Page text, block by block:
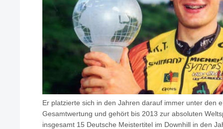
Er platzierte sich in den Jahren darauf immer unter den
Gesamtwertung und gehört bis 2013 zur absoluten
insgesamt 15 Deutsche Meistertitel im Downhill in den